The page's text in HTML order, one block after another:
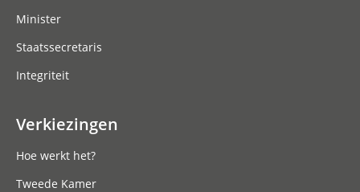
Minister
Staatssecretaris
Integriteit
Verkiezingen
Hoe werkt het?
Tweede Kamer